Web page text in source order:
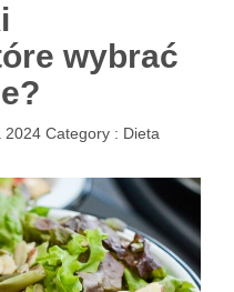
wybrać
2024 Category : Dieta